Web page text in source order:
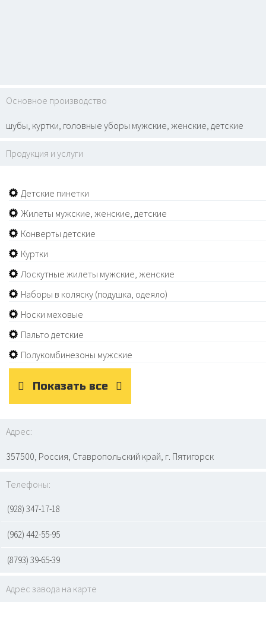
Основное производство
шубы, куртки, головные уборы мужские, женские, детские
Продукция и услуги
Детские пинетки
Жилеты мужские, женские, детские
Конверты детские
Куртки
Лоскутные жилеты мужские, женские
Наборы в коляску (подушка, одеяло)
Носки меховые
Пальто детские
Полукомбинезоны мужские
Показать все
Адрес:
357500, Россия, Ставропольский край, г. Пятигорск
Телефоны:
(928) 347-17-18
(962) 442-55-95
(8793) 39-65-39
Адрес завода на карте